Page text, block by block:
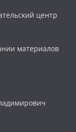
центр
материалов